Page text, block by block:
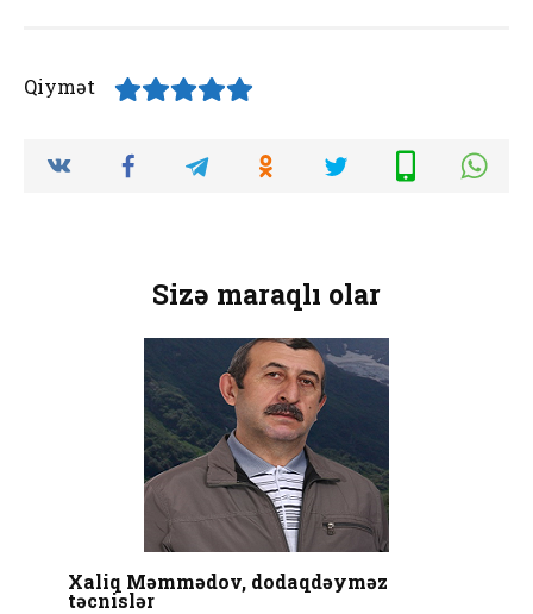
Qiymət
Sizə maraqlı olar
Xaliq Məmmədov, dodaqdəyməz
təcnislər